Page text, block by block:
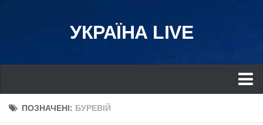
УКРАЇНА LIVE
Україна
ПОЗНАЧЕНІ: БУРЕВІЙ